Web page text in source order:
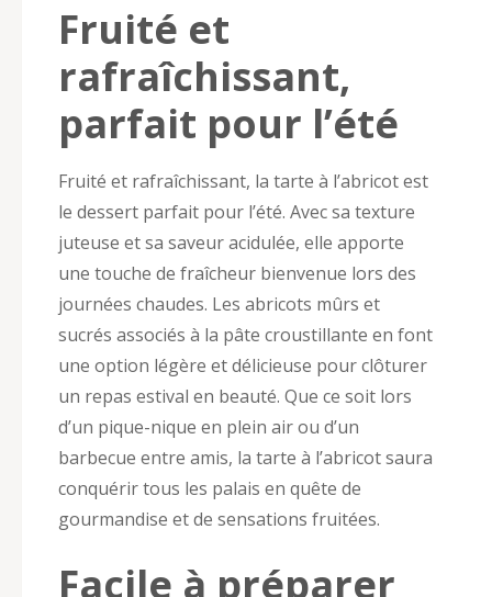
Fruité et
rafraîchissant,
parfait pour l’été
Fruité et rafraîchissant, la tarte à l’abricot est
le dessert parfait pour l’été. Avec sa texture
juteuse et sa saveur acidulée, elle apporte
une touche de fraîcheur bienvenue lors des
journées chaudes. Les abricots mûrs et
sucrés associés à la pâte croustillante en font
une option légère et délicieuse pour clôturer
un repas estival en beauté. Que ce soit lors
d’un pique-nique en plein air ou d’un
barbecue entre amis, la tarte à l’abricot saura
conquérir tous les palais en quête de
gourmandise et de sensations fruitées.
Facile à préparer